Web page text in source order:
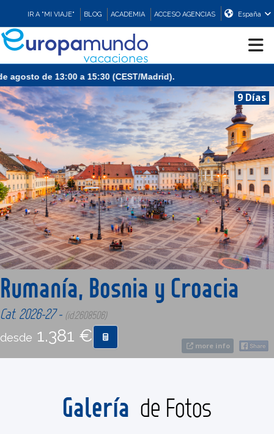
IR A "MI VIAJE" BLOG ACADEMIA ACCESO AGENCIAS España
CRUCEROS
EUROPA
ASIA
ORIENTE
PROMOCIONES
COMPRAR
9 Días
more info
Rumanía, Bosnia y Croacia
Cat. 2026-27 - (id:2608506)
desde 1.381 €
Galería de Fotos